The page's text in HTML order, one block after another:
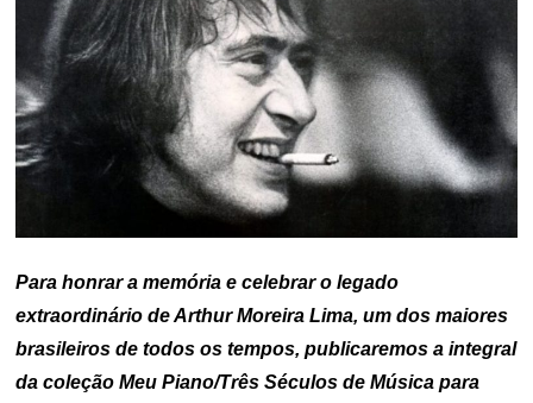
Para honrar a memória e celebrar o legado
extraordinário de Arthur Moreira Lima, um dos maiores
brasileiros de todos os tempos, publicaremos a integral
da coleção Meu Piano/Três Séculos de Música para